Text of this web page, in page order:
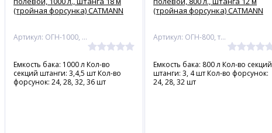
(тройная форсунка) CATMANN
Артикул: ОГН-1000, 18 м, тройная форсунка
Емкость бака: 1000 л Кол-во
секций штанги: 3,4,5 шт Кол-во
форсунок: 24, 28, 32, 36 шт
(тройная форсунка) CATMANN
Артикул: ОГН-800, тройная форсунка, 12 м
Емкость бака: 800 л Кол-во секций
штанги: 3, 4 шт Кол-во форсунок:
24, 28, 32 шт